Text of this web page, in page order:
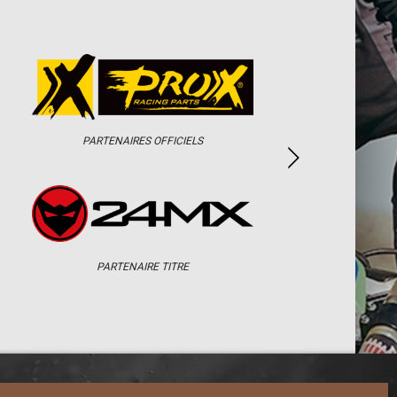
PARTENAIRES OFFICIELS
PARTENAIRE TITRE